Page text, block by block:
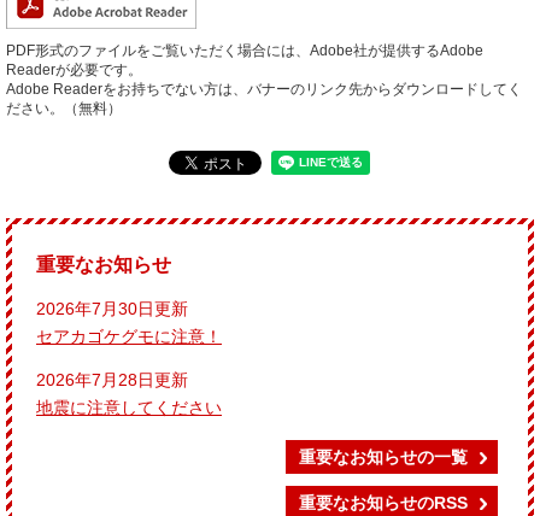
PDF形式のファイルをご覧いただく場合には、Adobe社が提供するAdobe
Readerが必要です。
Adobe Readerをお持ちでない方は、バナーのリンク先からダウンロードしてく
ださい。（無料）
重要なお知らせ
2026年7月30日更新
セアカゴケグモに注意！
2026年7月28日更新
地震に注意してください
重要なお知らせの一覧
重要なお知らせのRSS